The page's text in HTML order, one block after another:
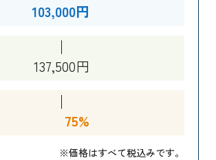
103,000円
137,500円
75%
※価格はすべて税込みです。